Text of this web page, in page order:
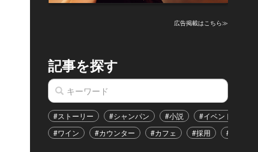
広告掲載はこちら≫
記事を探す
#ストーリー #シャンパン #小説 #イベント
#ワイン
#カウンター #カフェ #採用 #恋愛